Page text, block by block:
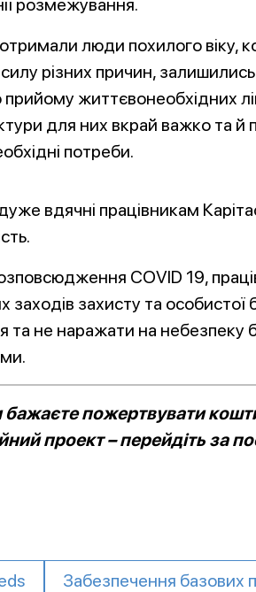
розмежування.
люди похилого віку,
силу різних причин,
прийому життєвонеобхідних
для них вкрай важко та й
потреби.
вдячні працівникам
COVID 19,
заходів захисту та
та не наражати на
пожертвувати
проект – перейдіть за
Забезпечення базових